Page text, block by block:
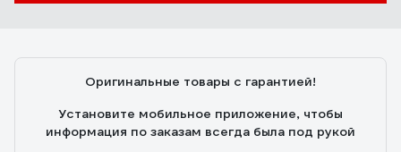
Оригинальные товары с гарантией!
Установите мобильное приложение, чтобы
информация по заказам всегда была под рукой